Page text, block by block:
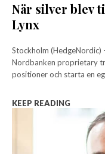
När silver blev
Lynx
Stockholm
Nordbanken proprietary
positioner och starta en
KEEP READING